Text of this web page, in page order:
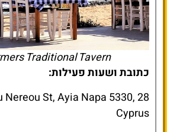
Traditional Tavern
כתובת ושעות פעילות:
Nereou St, Ayia Napa 5330,
Cyprus